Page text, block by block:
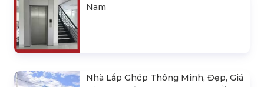
Nam
Nhà Lắp Ghép Thông Minh, Đẹp, Giá